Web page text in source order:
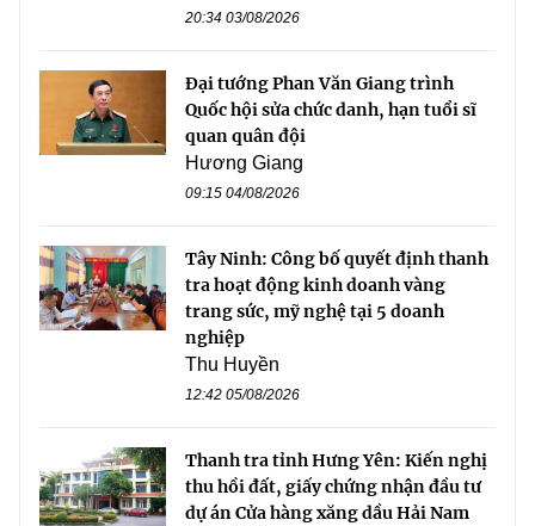
20:34 03/08/2026
Đại tướng Phan Văn Giang trình
Quốc hội sửa chức danh, hạn tuổi sĩ
quan quân đội
Hương Giang
09:15 04/08/2026
Tây Ninh: Công bố quyết định thanh
tra hoạt động kinh doanh vàng
trang sức, mỹ nghệ tại 5 doanh
nghiệp
Thu Huyền
12:42 05/08/2026
Thanh tra tỉnh Hưng Yên: Kiến nghị
thu hồi đất, giấy chứng nhận đầu tư
dự án Cửa hàng xăng dầu Hải Nam